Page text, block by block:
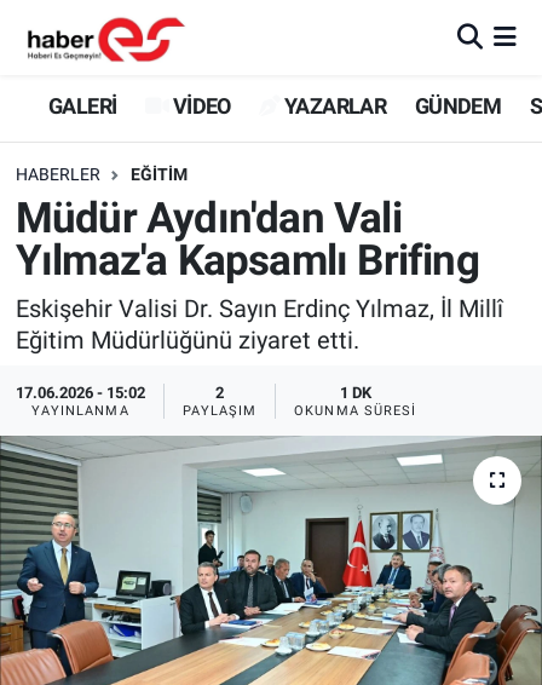
GALERİ VİDEO YAZARLAR GÜNDEM
HABERLER EĞİTİM
Müdür Aydın'dan Vali
Yılmaz'a Kapsamlı Brifing
Eskişehir Valisi Dr. Sayın Erdinç Yılmaz, İl Millî
Eğitim Müdürlüğünü ziyaret etti.
17.06.2026 - 15:02
YAYINLANMA
2
PAYLAŞIM
1 DK
OKUNMA SÜRESI
GALERİ
YAZARLAR
GÜNDEM
SİYASET
TEKNOLOJİ
EKONOMİ
SPOR
ASAYİŞ
Eskişehir Nöbetçi Eczaneler
Eskişehir Trafik Yoğunluk Haritası
Süper Lig Puan Durumu ve Fikstür
Tüm Manşetler
Son Dakika Haberleri
Haber Arşivi